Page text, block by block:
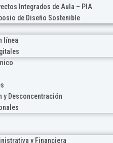
Integrados de Aula – PIA
de Diseño Sostenible
línea
y Desconcentración
y Financiera